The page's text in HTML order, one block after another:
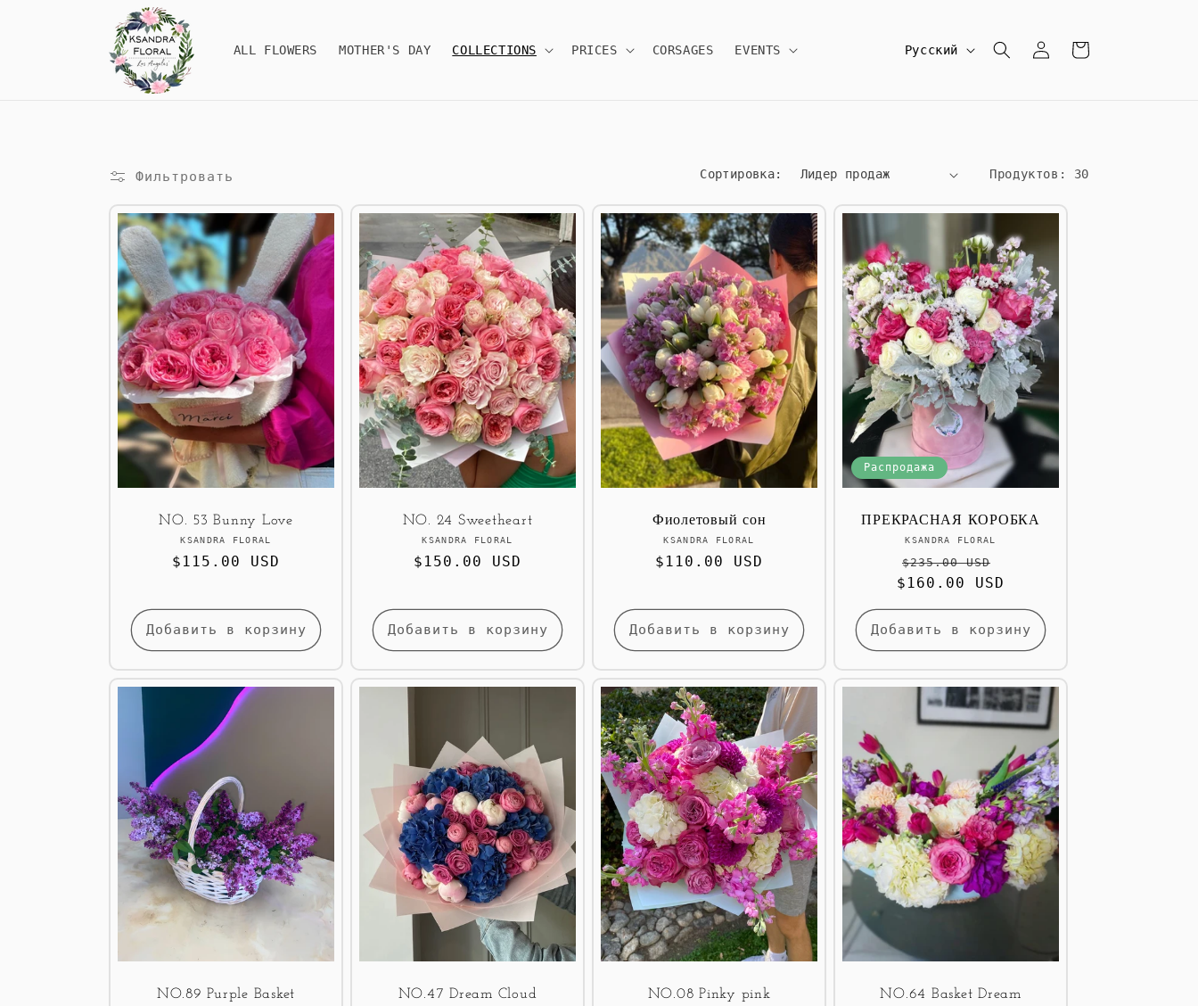
ALL FLOWERS MOTHER'S DAY COLLECTIONS PRICES CORSAGES EVENTS
Я
Русский Войти Корзина
Фильтровать Сортировка: Продуктов: 30
NO. 53 Bunny Love
Продавец:
KSANDRA FLORAL
Обычная
$115.00 USD
Добавить в корзину
NO. 24 Sweetheart
Продавец:
KSANDRA FLORAL
Обычная
$150.00 USD
Добавить в корзину
Фиолетовый сон
Продавец:
KSANDRA FLORAL
Обычная
$110.00 USD
Добавить в корзину
Распродажа
ПРЕКРАСНАЯ КОРОБКА
Продавец:
KSANDRA FLORAL
Обычная
цена
$235.00 USD
со
$160.00 USD
Добавить в корзину
NO.89 Purple Basket NO.47 Dream Cloud NO.08 Pinky pink NO.64 Basket Dream